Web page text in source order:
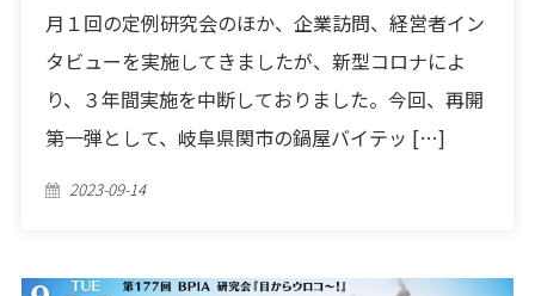
月１回の定例研究会のほか、企業訪問、経営者イン
タビューを実施してきましたが、新型コロナによ
り、３年間実施を中断しておりました。今回、再開
第一弾として、岐阜県関市の鍋屋バイテッ […]
Posted
2023-09-14